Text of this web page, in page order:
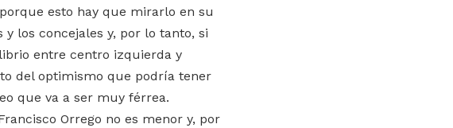
esto hay que mirarlo en su
los concejales y, por lo tanto, si
entre centro izquierda y
del optimismo que podría tener
que va a ser muy férrea.
Orrego no es menor y, por